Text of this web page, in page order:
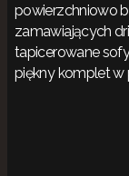
powierzchniowo
zamawiających
tapicerowane
piękny komplet w